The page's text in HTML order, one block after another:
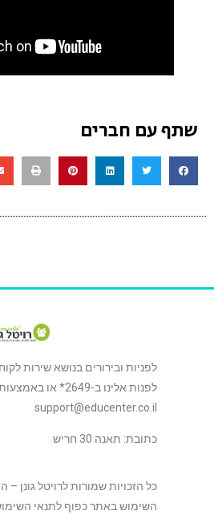
שתף עם חברים
לפניות ובירורים בנושא שירות
לפנות אלינו ב-2649* או
support@educenter.co.il
כתובת: תאנה 30 חריש
כל הזכויות שמורות לרויטל גונן
השימוש באתר כפוף לתנאי